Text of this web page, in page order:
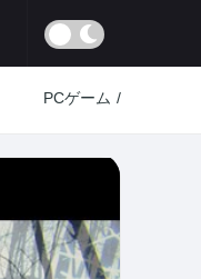
PCゲーム /